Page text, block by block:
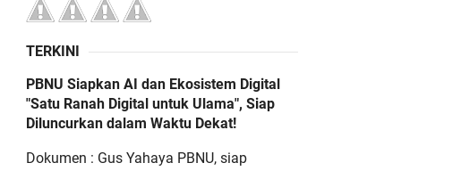
TERKINI
PBNU Siapkan AI dan Ekosistem Digital
"Satu Ranah Digital untuk Ulama", Siap
Diluncurkan dalam Waktu Dekat!
Dokumen : Gus Yahaya PBNU, siap